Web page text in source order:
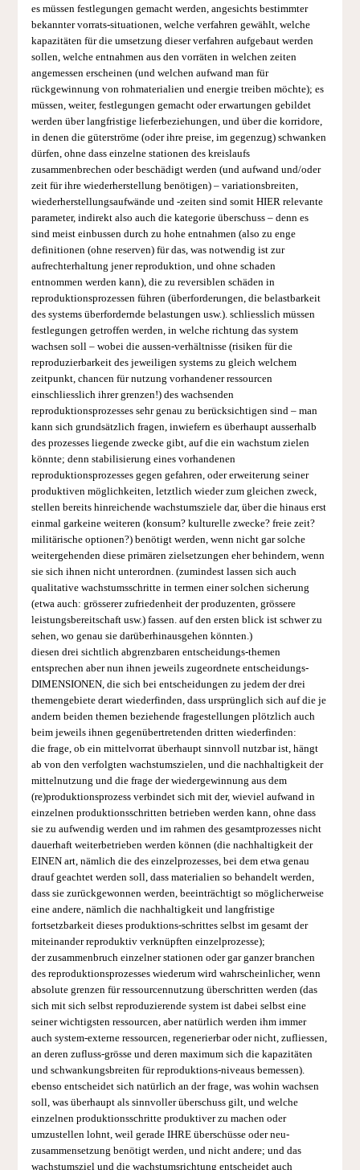
es müssen festlegungen gemacht werden, angesichts bestimmter
bekannter vorrats-situationen, welche verfahren gewählt, welche
kapazitäten für die umsetzung dieser verfahren aufgebaut werden
sollen, welche entnahmen aus den vorräten in welchen zeiten
angemessen erscheinen (und welchen aufwand man für
rückgewinnung von rohmaterialien und energie treiben möchte); es
müssen, weiter, festlegungen gemacht oder erwartungen gebildet
werden über langfristige lieferbeziehungen, und über die korridore,
in denen die güterströme (oder ihre preise, im gegenzug) schwanken
dürfen, ohne dass einzelne stationen des kreislaufs
zusammenbrechen oder beschädigt werden (und aufwand und/oder
zeit für ihre wiederherstellung benötigen) – variationsbreiten,
wiederherstellungsaufwände und -zeiten sind somit HIER relevante
parameter, indirekt also auch die kategorie überschuss – denn es
sind meist einbussen durch zu hohe entnahmen (also zu enge
definitionen (ohne reserven) für das, was notwendig ist zur
aufrechterhaltung jener reproduktion, und ohne schaden
entnommen werden kann), die zu reversiblen schäden in
reproduktionsprozessen führen (überforderungen, die belastbarkeit
des systems überfordernde belastungen usw.). schliesslich müssen
festlegungen getroffen werden, in welche richtung das system
wachsen soll – wobei die aussen-verhältnisse (risiken für die
reproduzierbarkeit des jeweiligen systems zu gleich welchem
zeitpunkt, chancen für nutzung vorhandener ressourcen
einschliesslich ihrer grenzen!) des wachsenden
reproduktionsprozesses sehr genau zu berücksichtigen sind – man
kann sich grundsätzlich fragen, inwiefern es überhaupt ausserhalb
des prozesses liegende zwecke gibt, auf die ein wachstum zielen
könnte; denn stabilisierung eines vorhandenen
reproduktionsprozesses gegen gefahren, oder erweiterung seiner
produktiven möglichkeiten, letztlich wieder zum gleichen zweck,
stellen bereits hinreichende wachstumsziele dar, über die hinaus erst
einmal garkeine weiteren (konsum? kulturelle zwecke? freie zeit?
militärische optionen?) benötigt werden, wenn nicht gar solche
weitergehenden diese primären zielsetzungen eher behindern, wenn
sie sich ihnen nicht unterordnen. (zumindest lassen sich auch
qualitative wachstumsschritte in termen einer solchen sicherung
(etwa auch: grösserer zufriedenheit der produzenten, grössere
leistungsbereitschaft usw.) fassen. auf den ersten blick ist schwer zu
sehen, wo genau sie darüberhinausgehen könnten.)
diesen drei sichtlich abgrenzbaren entscheidungs-themen
entsprechen aber nun ihnen jeweils zugeordnete entscheidungs-
DIMENSIONEN, die sich bei entscheidungen zu jedem der drei
themengebiete derart wiederfinden, dass ursprünglich sich auf die je
andern beiden themen beziehende fragestellungen plötzlich auch
beim jeweils ihnen gegenübertretenden dritten wiederfinden:
die frage, ob ein mittelvorrat überhaupt sinnvoll nutzbar ist, hängt
ab von den verfolgten wachstumszielen, und die nachhaltigkeit der
mittelnutzung und die frage der wiedergewinnung aus dem
(re)produktionsprozess verbindet sich mit der, wieviel aufwand in
einzelnen produktionsschritten betrieben werden kann, ohne dass
sie zu aufwendig werden und im rahmen des gesamtprozesses nicht
dauerhaft weiterbetrieben werden können (die nachhaltigkeit der
EINEN art, nämlich die des einzelprozesses, bei dem etwa genau
drauf geachtet werden soll, dass materialien so behandelt werden,
dass sie zurückgewonnen werden, beeinträchtigt so möglicherweise
eine andere, nämlich die nachhaltigkeit und langfristige
fortsetzbarkeit dieses produktions-schrittes selbst im gesamt der
miteinander reproduktiv verknüpften einzelprozesse);
der zusammenbruch einzelner stationen oder gar ganzer branchen
des reproduktionsprozesses wiederum wird wahrscheinlicher, wenn
absolute grenzen für ressourcennutzung überschritten werden (das
sich mit sich selbst reproduzierende system ist dabei selbst eine
seiner wichtigsten ressourcen, aber natürlich werden ihm immer
auch system-externe ressourcen, regenerierbar oder nicht, zufliessen,
an deren zufluss-grösse und deren maximum sich die kapazitäten
und schwankungsbreiten für reproduktions-niveaus bemessen).
ebenso entscheidet sich natürlich an der frage, was wohin wachsen
soll, was überhaupt als sinnvoller überschuss gilt, und welche
einzelnen produktionsschritte produktiver zu machen oder
umzustellen lohnt, weil gerade IHRE überschüsse oder neu-
zusammensetzung benötigt werden, und nicht andere; und das
wachstumsziel und die wachstumsrichtung entscheidet auch